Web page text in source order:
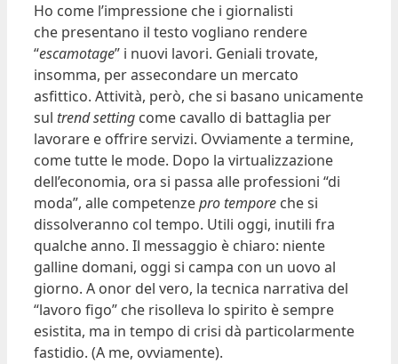
Ho come l’impressione che i giornalisti
che presentano il testo vogliano rendere
“escamotage” i nuovi lavori. Geniali trovate,
insomma, per assecondare un mercato
asfittico. Attività, però, che si basano unicamente
sul trend setting come cavallo di battaglia per
lavorare e offrire servizi. Ovviamente a termine,
come tutte le mode. Dopo la virtualizzazione
dell’economia, ora si passa alle professioni “di
moda”, alle competenzepro tempore che si
dissolveranno col tempo. Utili oggi, inutili fra
qualche anno. Il messaggio è chiaro: niente
galline domani, oggi si campa con un uovo al
giorno. A onor del vero, la tecnica narrativa del
“lavoro figo” che risolleva lo spirito è sempre
esistita, ma in tempo di crisi dà particolarmente
fastidio. (A me, ovviamente).